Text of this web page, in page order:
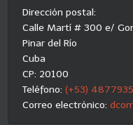
Dirección postal:
Calle Martí # 300 e/
Pinar del Río
Cuba
CP: 20100
Teléfono:(+53)
Correo electrónico: